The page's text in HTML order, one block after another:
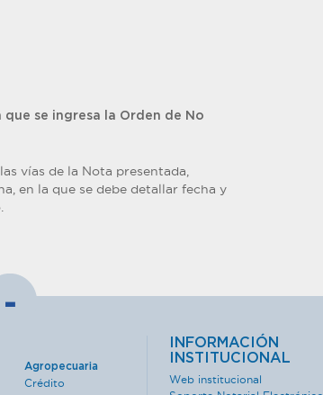
se ingresa la Orden de No
vías de la Nota presentada,
en la que se debe detallar fecha y
-
Agropecuaria
Crédito
INFORMACIÓN
INSTITUCIONAL
Web institucional